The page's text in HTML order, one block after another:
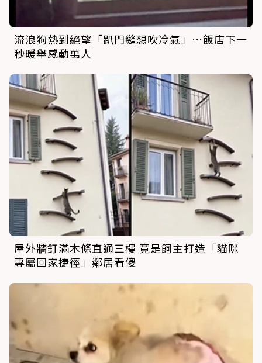
流浪狗熱到絕望「趴門縫想吹冷氣」…飯店下一
秒暖舉感動萬人
屋外牆釘滿木條直通三樓 竟是飼主打造「貓咪
專屬回家捷徑」鄰居看傻